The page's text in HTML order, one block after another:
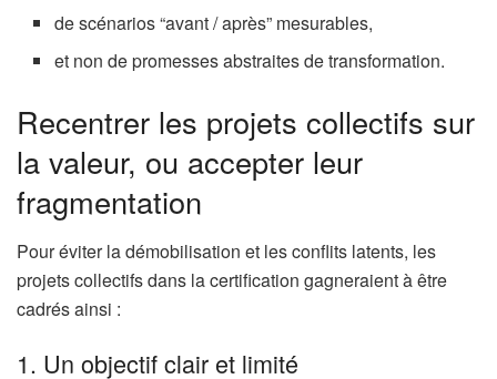
de scénarios “avant / après” mesurables,
et non de promesses abstraites de transformation.
Recentrer les projets collectifs sur
la valeur, ou accepter leur
fragmentation
Pour éviter la démobilisation et les conflits latents, les
projets collectifs dans la certification gagneraient à être
cadrés ainsi :
1. Un objectif clair et limité